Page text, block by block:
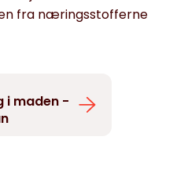
fra næringsstofferne
i maden -